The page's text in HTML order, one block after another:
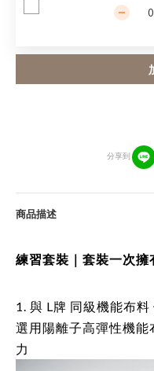
分享到
商品描述
練習套裝｜套裝一次擁
1. 與 L牌 同級機能布
選用陽離子高彈性機
力